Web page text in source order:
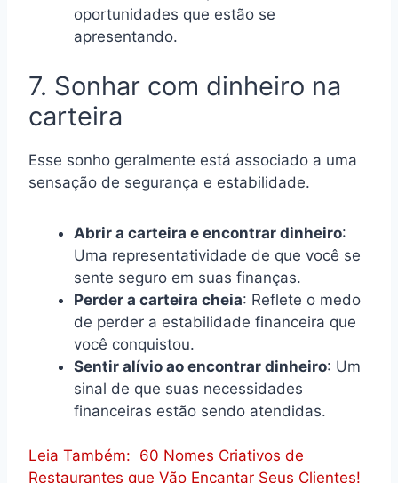
oportunidades que estão se
apresentando.
7. Sonhar com dinheiro na
carteira
Esse sonho geralmente está associado a uma
sensação de segurança e estabilidade.
Abrir a carteira e encontrar dinheiro:
Uma representatividade de que você se
sente seguro em suas finanças.
Perder a carteira cheia: Reflete o medo
de perder a estabilidade financeira que
você conquistou.
Sentir alívio ao encontrar dinheiro: Um
sinal de que suas necessidades
financeiras estão sendo atendidas.
Leia Também: 60 Nomes Criativos de
Restaurantes que Vão Encantar Seus Clientes!